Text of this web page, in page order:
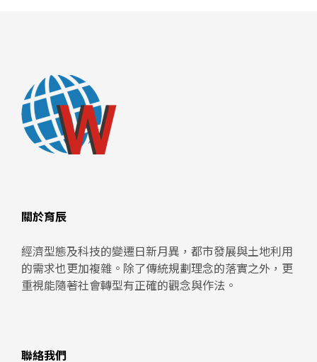
關於育辰
經濟型態及科技的變遷日新月異，都市發展與土地利用
的需求也更加複雜。除了傳統規劃理念的落實之外，更
重視能隨著社會轉型有正確的觀念與作法。
聯絡我們